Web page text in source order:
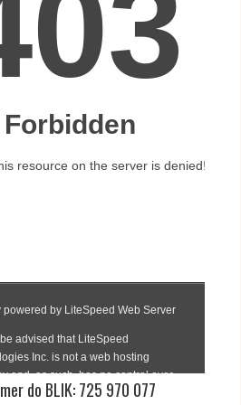
do BLIK: 725 970 077